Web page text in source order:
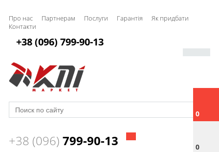
Про нас Партнерам Послуги Гарантія
Як придбати
Контакти
0
0
+38 (096) 799-90-13
+38 (096) 799-90-13